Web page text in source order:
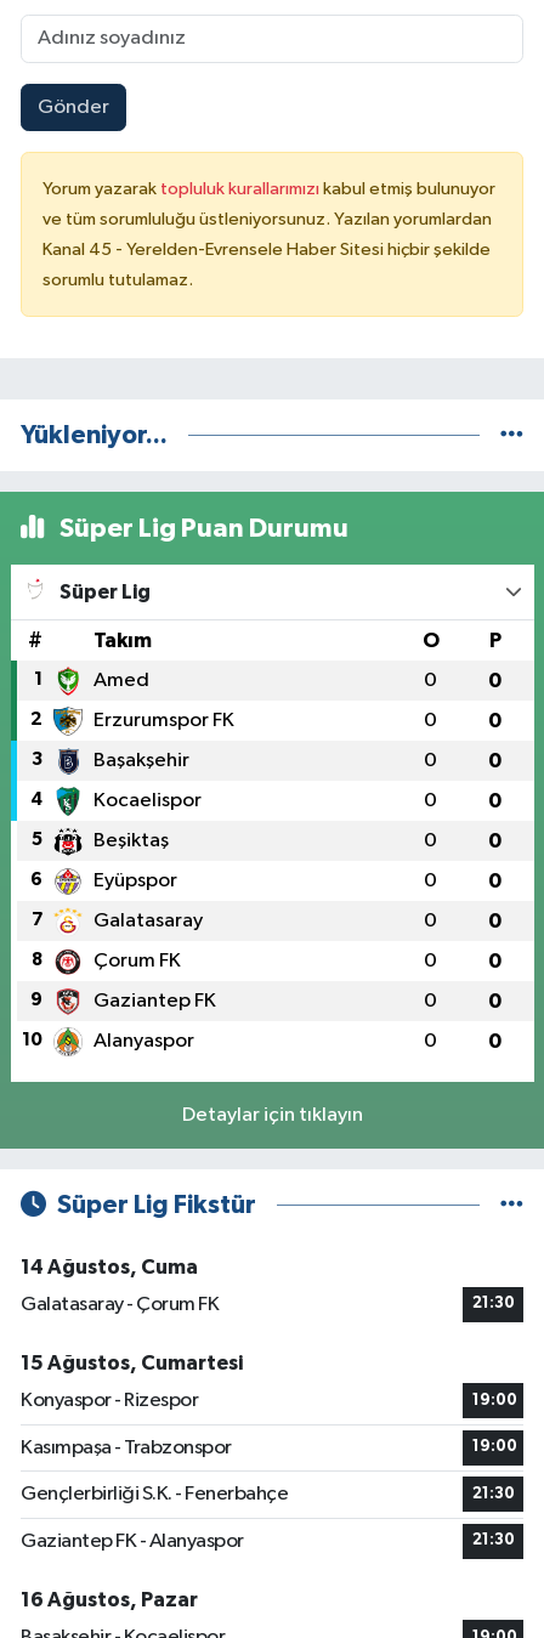
Gönder
Yorum yazarak topluluk kurallarımızı kabul etmiş bulunuyor
ve tüm sorumluluğu üstleniyorsunuz. Yazılan yorumlardan
Kanal 45 - Yerelden-Evrensele Haber Sitesi hiçbir şekilde
sorumlu tutulamaz.
Yükleniyor...
Süper Lig Puan Durumu
Süper Lig
# Takım O P
1 Amed 0 0
2 Erzurumspor FK 0 0
3 Başakşehir 0 0
4 Kocaelispor 0 0
5 Beşiktaş 0 0
6 Eyüpspor 0 0
7 Galatasaray 0 0
8 Çorum FK 0 0
9 Gaziantep FK 0 0
10 Alanyaspor 0 0
Detaylar için tıklayın
Süper Lig Fikstür
14 Ağustos, Cuma
Galatasaray - Çorum FK
21:30
15 Ağustos, Cumartesi
Konyaspor - Rizespor
19:00
Kasımpaşa - Trabzonspor 19:00
Gençlerbirliği S.K. - Fenerbahçe 21:30
Gaziantep FK - Alanyaspor 21:30
16 Ağustos, Pazar